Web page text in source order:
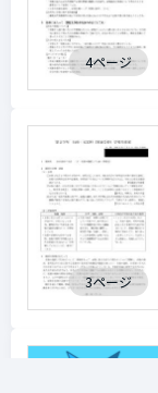
4ページ
3ページ